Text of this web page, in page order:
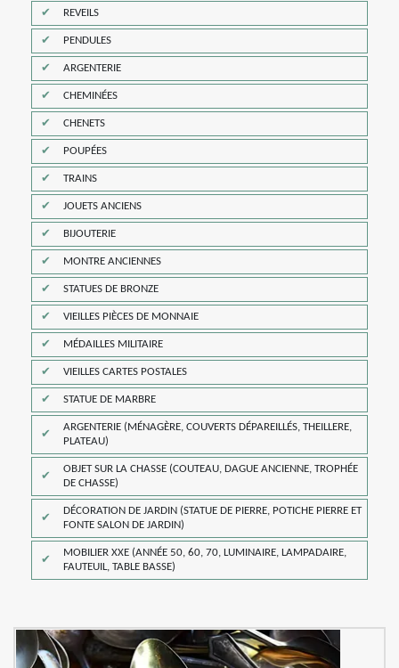
REVEILS
PENDULES
ARGENTERIE
CHEMINÉES
CHENETS
POUPÉES
TRAINS
JOUETS ANCIENS
BIJOUTERIE
MONTRE ANCIENNES
STATUES DE BRONZE
VIEILLES PIÈCES DE MONNAIE
MÉDAILLES MILITAIRE
VIEILLES CARTES POSTALES
STATUE DE MARBRE
ARGENTERIE (MÉNAGÈRE, COUVERTS DÉPAREILLÉS, THEILLERE,
PLATEAU)
OBJET SUR LA CHASSE (COUTEAU, DAGUE ANCIENNE, TROPHÉE
DE CHASSE)
DÉCORATION DE JARDIN (STATUE DE PIERRE, POTICHE PIERRE ET
FONTE SALON DE JARDIN)
MOBILIER XXE (ANNÉE 50, 60, 70, LUMINAIRE, LAMPADAIRE,
FAUTEUIL, TABLE BASSE)